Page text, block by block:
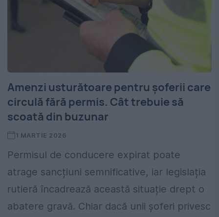
Amenzi usturătoare pentru șoferii care
circulă fără permis. Cât trebuie să
scoată din buzunar
1 MARTIE 2026
Permisul de conducere expirat poate
atrage sancțiuni semnificative, iar legislația
rutieră încadrează această situație drept o
abatere gravă. Chiar dacă unii șoferi privesc